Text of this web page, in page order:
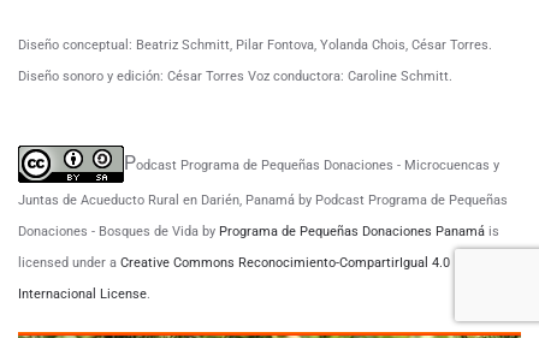
Diseño conceptual: Beatriz Schmitt, Pilar Fontova, Yolanda Chois, César Torres.
Diseño sonoro y edición: César Torres Voz conductora: Caroline Schmitt.
Podcast Programa de Pequeñas Donaciones - Microcuencas y
Juntas de Acueducto Rural en Darién, Panamá by Podcast Programa de Pequeñas
Donaciones - Bosques de Vida by Programa de Pequeñas Donaciones Panamá is
licensed under a Creative Commons Reconocimiento-CompartirIgual 4.0
Internacional License.